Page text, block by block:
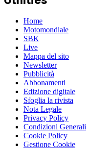
Home
Motomondiale
SBK
Live
Mappa del sito
Newsletter
Pubblicità
Abbonamenti
Edizione digitale
Sfoglia la rivista
Nota Legale
Privacy Policy
Condizioni Generali
Cookie Policy
Gestione Cookie